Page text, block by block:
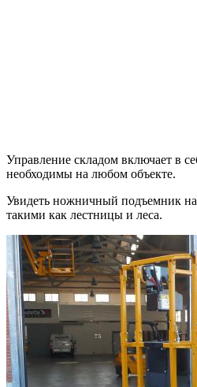
Управление складом включает в
необходимы на любом объекте.
Увидеть ножничный подъемник на
такими как лестницы и леса.